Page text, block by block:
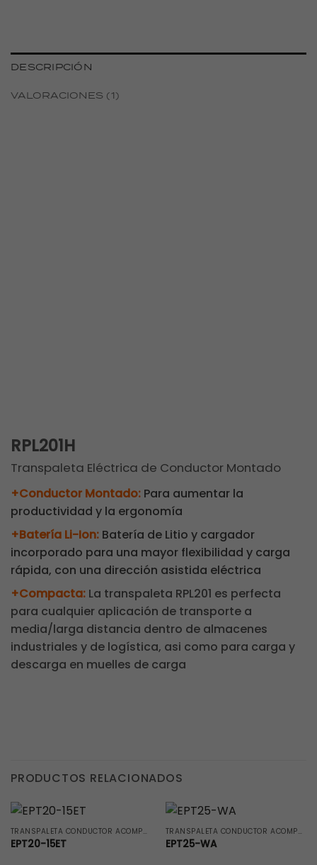
DESCRIPCIÓN
VALORACIONES (1)
RPL201H
Transpaleta Eléctrica de Conductor Montado
+Conductor Montado: Para aumentar la
productividad y la ergonomía
+Batería Li-Ion: Batería de Litio y cargador
incorporado para una mayor flexibilidad y carga
rápida, con una dirección asistida eléctrica
+Compacta: La transpaleta RPL201 es perfecta
para cualquier aplicación de transporte a
media/larga distancia dentro de almacenes
industriales y de logística, asi como para carga y
descarga en muelles de carga
PRODUCTOS RELACIONADOS
TRANSPALETA CONDUCTOR ACOMPAÑADO
EPT20-15ET
TRANSPALETA CONDUCTOR ACOMPAÑADO
EPT25-WA